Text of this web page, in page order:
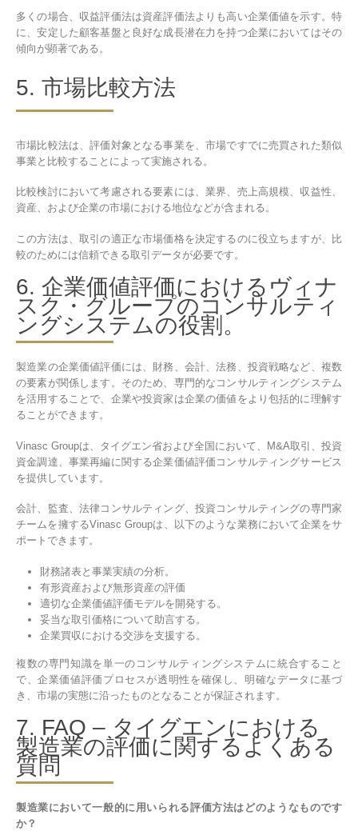
多くの場合、収益評価法は資産評価法よりも高い企業価値を示す。特
に、安定した顧客基盤と良好な成長潜在力を持つ企業においてはその
傾向が顕著である。
5. 市場比較方法
市場比較法は、評価対象となる事業を、市場ですでに売買された類似
事業と比較することによって実施される。
比較検討において考慮される要素には、業界、売上高規模、収益性、
資産、および企業の市場における地位などが含まれる。
この方法は、取引の適正な市場価格を決定するのに役立ちますが、比
較のためには信頼できる取引データが必要です。
6. 企業価値評価におけるヴィナ
スク・グループのコンサルティ
ングシステムの役割。
製造業の企業価値評価には、財務、会計、法務、投資戦略など、複数
の要素が関係します。そのため、専門的なコンサルティングシステム
を活用することで、企業や投資家は企業の価値をより包括的に理解す
ることができます。
Vinasc Groupは、タイグエン省および全国において、M&A取引、投資
資金調達、事業再編に関する企業価値評価コンサルティングサービス
を提供しています。
会計、監査、法律コンサルティング、投資コンサルティングの専門家
チームを擁するVinasc Groupは、以下のような業務において企業をサ
ポートできます。
財務諸表と事業実績の分析。
有形資産および無形資産の評価
適切な企業価値評価モデルを開発する。
妥当な取引価格について助言する。
企業買収における交渉を支援する。
複数の専門知識を単一のコンサルティングシステムに統合すること
で、企業価値評価プロセスが透明性を確保し、明確なデータに基づ
き、市場の実態に沿ったものとなることが保証されます。
7. FAQ – タイグエンにおける
製造業の評価に関するよくある
質問
製造業において一般的に用いられる評価方法はどのようなものです
か？